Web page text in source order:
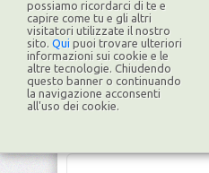
©2026ilMeteo.it
possiamo ricordarci di te e
capire come tu e gli altri
visitatori utilizzate il nostro
sito. Qui puoi trovare ulteriori
informazioni sui cookie e le
altre tecnologie. Chiudendo
questo banner o continuando
la navigazione acconsenti
all'uso dei cookie.